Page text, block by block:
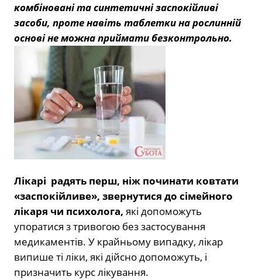
комбіновані та синтетичні заспокійливі
засоби, проте навіть таблетки на рослинній
основі не можна приймати безконтрольно.
Лікарі радять перш, ніж починати ковтати
«заспокійливе», звернутися до сімейного
лікаря чи психолога, які допоможуть
упоратися з тривогою без застосування
медикаментів. У крайньому випадку, лікар
випише ті ліки, які дійсно допоможуть, і
призначить курс лікування.